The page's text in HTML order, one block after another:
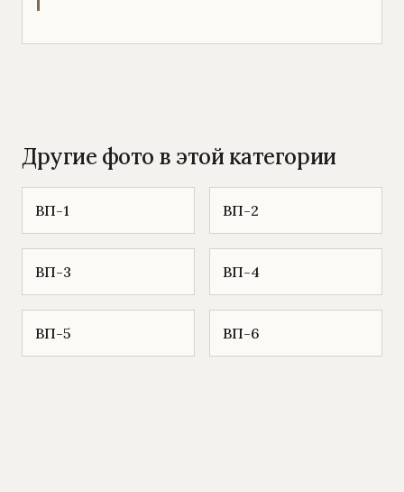
Другие фото в этой категории
ВП-1 ВП-2
ВП-3 ВП-4
ВП-5 ВП-6